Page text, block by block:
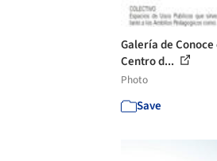
Galería de
Centro d...
Photo
Save